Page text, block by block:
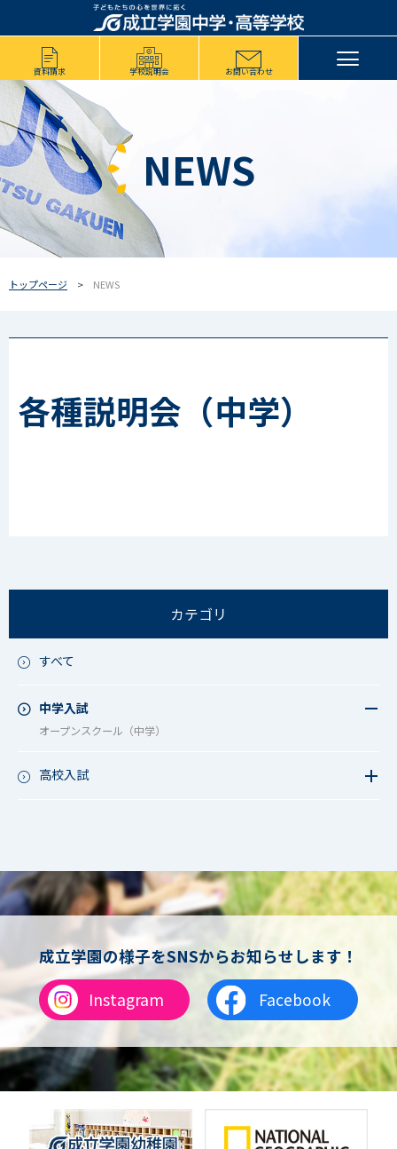
資料請求 学校説明会 お問い合わせ
NEWS
トップページ NEWS
各種説明会（中学）
カテゴリ
すべて
中学入試
オープンスクール（中学）
高校入試
成立学園の様子をSNSからお知らせします！
Instagram
Facebook